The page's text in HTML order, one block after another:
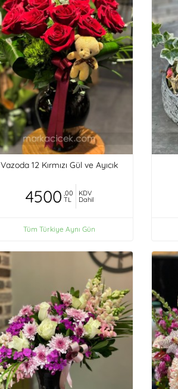
Vazoda 12 Kırmızı Gül ve Ayıcık
4500 ,00
TL
KDV
Dahil
Tüm Türkiye Aynı Gün